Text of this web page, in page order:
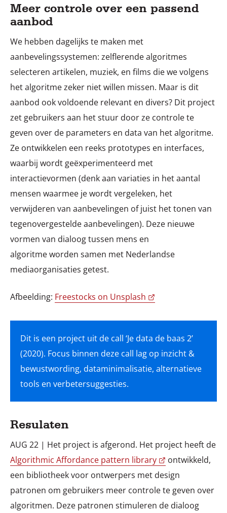
Meer controle over een passend
aanbod
We hebben dagelijks te maken met
aanbevelingssystemen: zelflerende algoritmes
selecteren artikelen, muziek, en films die we volgens
het algoritme zeker niet willen missen. Maar is dit
aanbod ook voldoende relevant en divers? Dit project
zet gebruikers aan het stuur door ze controle te
geven over de parameters en data van het algoritme.
Ze ontwikkelen een reeks prototypes en interfaces,
waarbij wordt geëxperimenteerd met
interactievormen (denk aan variaties in het aantal
mensen waarmee je wordt vergeleken, het
verwijderen van aanbevelingen of juist het tonen van
tegenovergestelde aanbevelingen). Deze nieuwe
vormen van dialoog tussen mens en
algoritme worden samen met Nederlandse
mediaorganisaties getest.
Afbeelding: Freestocks on Unsplash
Dit is een project uit de call ‘Je data de baas 2’
(2020). Focus binnen deze call lag op inzicht &
bewustwording, dataminimalisatie, alternatieve
Resulaten
AUG 22 | Het project is afgerond. Het project heeft de
Algorithmic Affordance pattern library
ontwikkeld,
een bibliotheek voor ontwerpers met design
patronen om gebruikers meer controle te geven over
algoritmen. Deze patronen stimuleren de dialoog